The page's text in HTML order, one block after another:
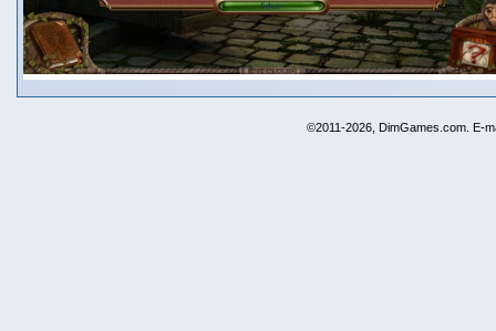
©2011-2026, DimGames.com. E-